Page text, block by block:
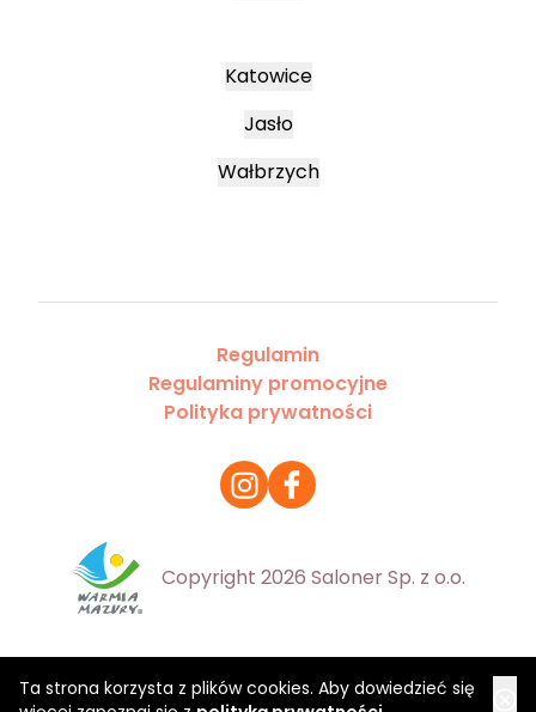
Ta strona korzysta z plików cookies. Aby dowiedzieć się
Katowice
Jasło
Wałbrzych
Regulamin
Regulaminy promocyjne
Polityka prywatności
Copyright 2026 Saloner Sp. z o.o.